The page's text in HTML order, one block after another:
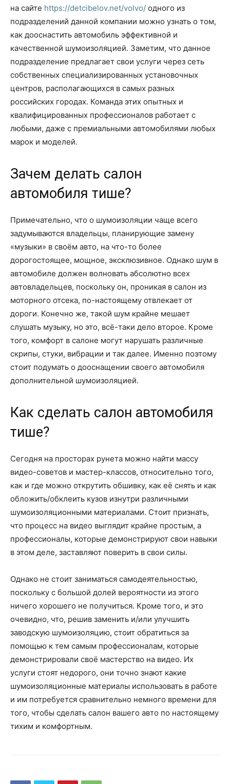
на сайте https://detcibelov.net/volvo/ одного из
подразделений данной компании можно узнать о том,
как дооснастить автомобиль эффективной и
качественной шумоизоляцией. Заметим, что данное
подразделение предлагает свои услуги через сеть
собственных специализированных установочных
центров, располагающихся в самых разных
российских городах. Команда этих опытных и
квалифицированных профессионалов работает с
любыми, даже с премиальными автомобилями любых
марок и моделей.
Зачем делать салон
автомобиля тише?
Примечательно, что о шумоизоляции чаще всего
задумываются владельцы, планирующие замену
«музыки» в своём авто, на что-то более
дорогостоящее, мощное, эксклюзивное. Однако шум в
автомобиле должен волновать абсолютно всех
автовладельцев, поскольку он, проникая в салон из
моторного отсека, по-настоящему отвлекает от
дороги. Конечно же, такой шум крайне мешает
слушать музыку, но это, всё-таки дело второе. Кроме
того, комфорт в салоне могут нарушать различные
скрипы, стуки, вибрации и так далее. Именно поэтому
стоит подумать о дооснащении своего автомобиля
дополнительной шумоизоляцией.
Как сделать салон автомобиля
тише?
Сегодня на просторах рунета можно найти массу
видео-советов и мастер-классов, относительно того,
как и где можно открутить обшивку, как её снять и как
обложить/обклеить кузов изнутри различными
шумоизоляционными материалами. Стоит признать,
что процесс на видео выглядит крайне простым, а
профессионалы, которые демонстрируют свои навыки
в этом деле, заставляют поверить в свои силы.
Однако не стоит заниматься самодеятельностью,
поскольку с большой долей вероятности из этого
ничего хорошего не получиться. Кроме того, и это
очевидно, что, решив заменить и/или улучшить
заводскую шумоизоляцию, стоит обратиться за
помощью к тем самым профессионалам, которые
демонстрировали своё мастерство на видео. Их
услуги стоят недорого, они точно знают какие
шумоизоляционные материалы использовать в работе
и им потребуется сравнительно немного времени для
того, чтобы сделать салон вашего авто по настоящему
тихим и комфортным.